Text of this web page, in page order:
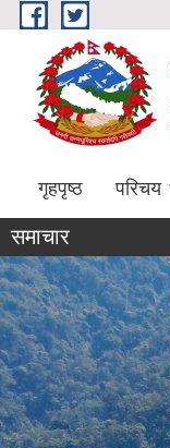
Skip to main content
गृहपृष्ठ परिचय
समाचार